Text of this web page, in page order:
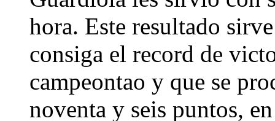
hora. Este resultado
consiga el record de
campeontao y que se
noventa y seis puntos,